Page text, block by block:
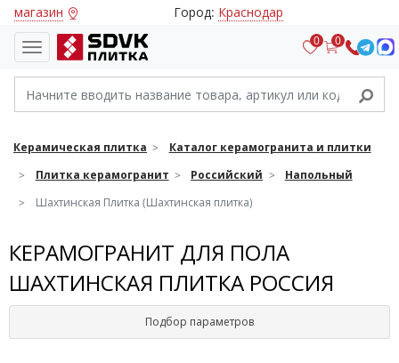
магазин Город: Краснодар
0 0
Керамическая плитка
Каталог керамогранита и плитки
Плитка керамогранит
Российский
Напольный
Шахтинская Плитка (Шахтинская плитка)
КЕРАМОГРАНИТ ДЛЯ ПОЛА
ШАХТИНСКАЯ ПЛИТКА РОССИЯ
Подбор параметров